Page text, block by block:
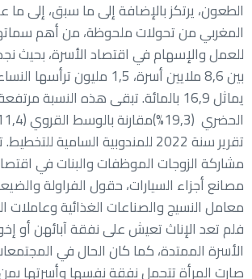
الطعون، يرتكز بالإضافة إلى ما سبق، إلى ما
المغربي من تحولات ملحوظة، من أهم
للعمل والإسهام في اقتصاد الأسرة، بحيث
بين8,6ملايين أسرة، 1,5 مليون ترأسها
يماثل16,9 بالمائة. تبقى هذه النسبة
الحضري (%19,3)مقارنة بالوسط القروي (
تقرير سنة 2022 للمندوبية السامية
مشاركة الزوجات الموظفات والبنات في
مصانع أجزاء السيارات، حقول الفراولة
معامل النسيج والصناعات الغذائية وعاملات
فلم تعد الإناث تعيش على نفقة آبائهن أو
الأسرة الممتدة، كما كان الحال في
صارت المرأة تتحمل نفقة نفسها وأسرتها